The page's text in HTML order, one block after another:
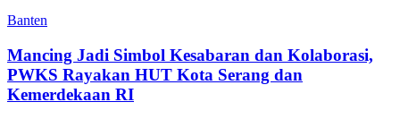
Banten
Mancing Jadi Simbol Kesabaran dan Kolaborasi,
PWKS Rayakan HUT Kota Serang dan
Kemerdekaan RI